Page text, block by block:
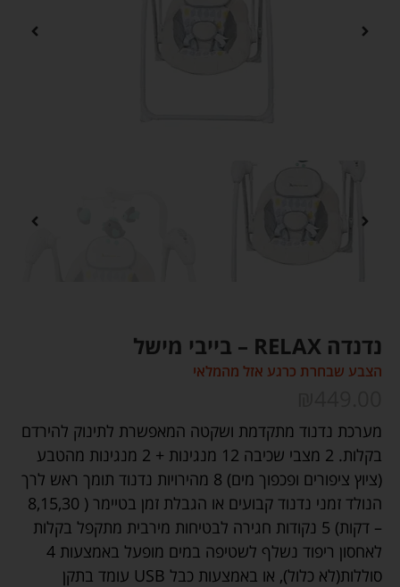
נדנדה RELAX – בייבי מישל
הצבע שבחרת כרגע אזל מהמלאי
מערכת נדנוד מתקדמת ושקטה המאפשרת לתינוק להירדם
בקלות. 2 מצבי שכיבה 12 מנגינות + 2 מנגינות מהטבע
(ציוץ ציפורים ופכפוך מים) 8 מהירויות נדנוד תומך ראש לרך
הנולד זמני נדנוד קבועים או הגבלת זמן בטיימר ( 8,15,30
– דקות) 5 נקודות חגירה לבטיחות מירבית מתקפל בקלות
לאחסון ריפוד נשלף לשטיפה במים מופעל באמצעות 4
סוללות(לא כלול), או באמצעות כבל USB עומד בתקן